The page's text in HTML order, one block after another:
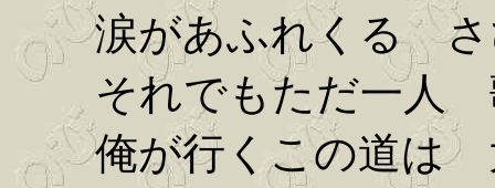
涙があふれくる さ
それでもただ一人
俺が行くこの道は